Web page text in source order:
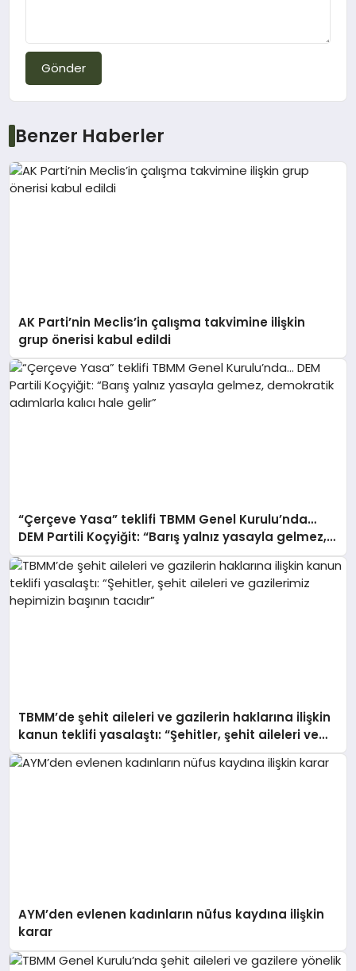
Gönder
Benzer Haberler
AK Parti’nin Meclis’in çalışma takvimine ilişkin
grup önerisi kabul edildi
“Çerçeve Yasa” teklifi TBMM Genel Kurulu’nda…
DEM Partili Koçyiğit: “Barış yalnız yasayla gelmez,
demokratik adımlarla kalıcı hale gelir”
TBMM’de şehit aileleri ve gazilerin haklarına ilişkin
kanun teklifi yasalaştı: “Şehitler, şehit aileleri ve
gazilerimiz hepimizin başının tacıdır”
AYM’den evlenen kadınların nüfus kaydına ilişkin
karar